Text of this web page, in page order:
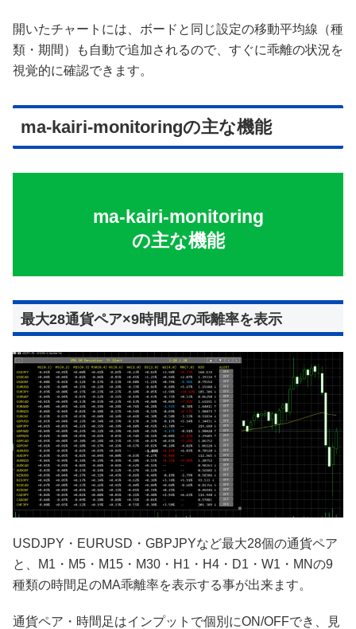
開いたチャートには、ボードと同じ設定の移動平均線（種
類・期間）も自動で追加されるので、すぐに乖離の状況を
視覚的に確認できます。
ma-kairi-monitoringの主な機能
ma-kairi-monitoring
の主な機能
最大28通貨ペア×9時間足の乖離率を表示
USDJPY・EURUSD・GBPJPYなど最大28個の通貨ペア
と、M1・M5・M15・M30・H1・H4・D1・W1・MNの9
種類の時間足のMA乖離率を表示する事が出来ます。
通貨ペア・時間足はインプットで個別にON/OFFでき、見